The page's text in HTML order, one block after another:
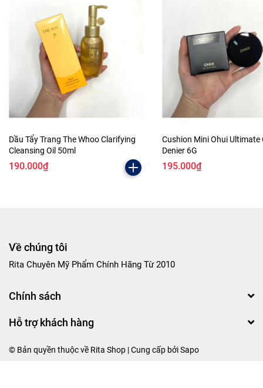
Dầu Tẩy Trang The Whoo Clarifying
Cleansing Oil 50ml
190.000₫
Cushion Mini Ohui Ultimate
Denier 6G
195.000₫
Về chúng tôi
Rita Chuyên Mỹ Phẩm Chính Hãng Từ 2010
Chính sách
Hỗ trợ khách hàng
© Bản quyền thuộc về Rita Shop | Cung cấp bởiSapo